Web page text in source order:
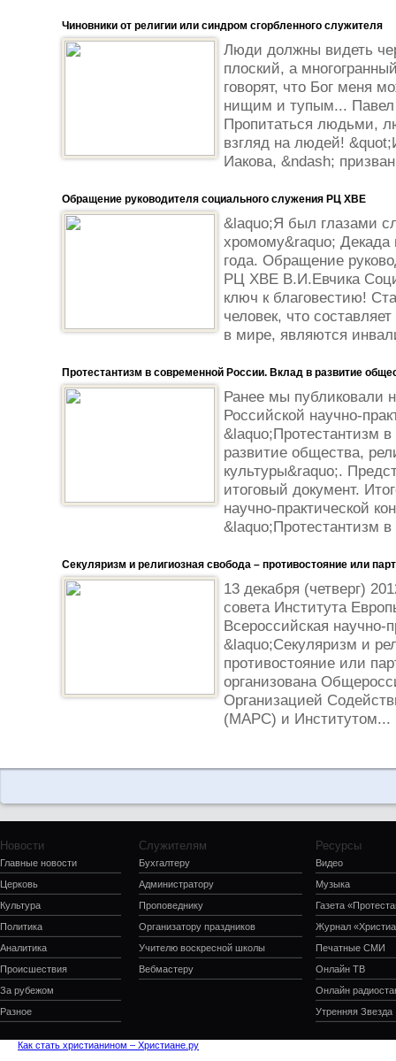
Чиновники от религии или синдром сгорбленного служителя
Люди должны видеть
плоский, а
говорят, что Бог меня
нищим и тупым... Павел
Пропитаться людьми,
взгляд на людей!
Иакова, &ndash;
Обращение руководителя социального служения РЦ ХВЕ
&laquo;Я был глазами
хромому&raquo; Декада
года. Обращение
РЦ ХВЕ В.И.Евчика
ключ к благовестию!
человек, что
в мире, являются
Протестантизм в современной России. Вклад в развитие
Ранее мы публиковали
Российской научно-
&laquo;Протестантизм
развитие общества,
культуры&raquo;.
итоговый документ.
научно-практической
&laquo;Протестантизм
Секуляризм и религиозная свобода – противостояние или
13 декабря (четверг)
совета Института
Всероссийская научно-
&laquo;Секуляризм и
противостояние или
организована
Организацией
(МАРС) и Институтом...
Новости
Главные новости
Церковь
Культура
Политика
Аналитика
Происшествия
За рубежом
Разное
Служителям
Бухгалтеру
Администратору
Проповеднику
Организатору праздников
Учителю воскресной школы
Вебмастеру
Ресурсы
Видео
Музыка
Газета
Журнал
Печатные СМИ
Онлайн ТВ
Онлайн
Утренняя Звезда
Как стать христианином – Христиане.ру